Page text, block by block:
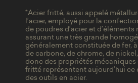
*Acier fritté, aussi appelé
l’acier, employé pour la
de poudres d’acier et
assurant une très grande
généralement constituée de fer,
de carbone, de chrome, de
donc des propriétés mécaniques
fritté représentent aujourd’hui
des outils en acier.